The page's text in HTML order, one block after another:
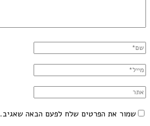
שמור את הפרטים שלח לפעם הבאה שאגיב.